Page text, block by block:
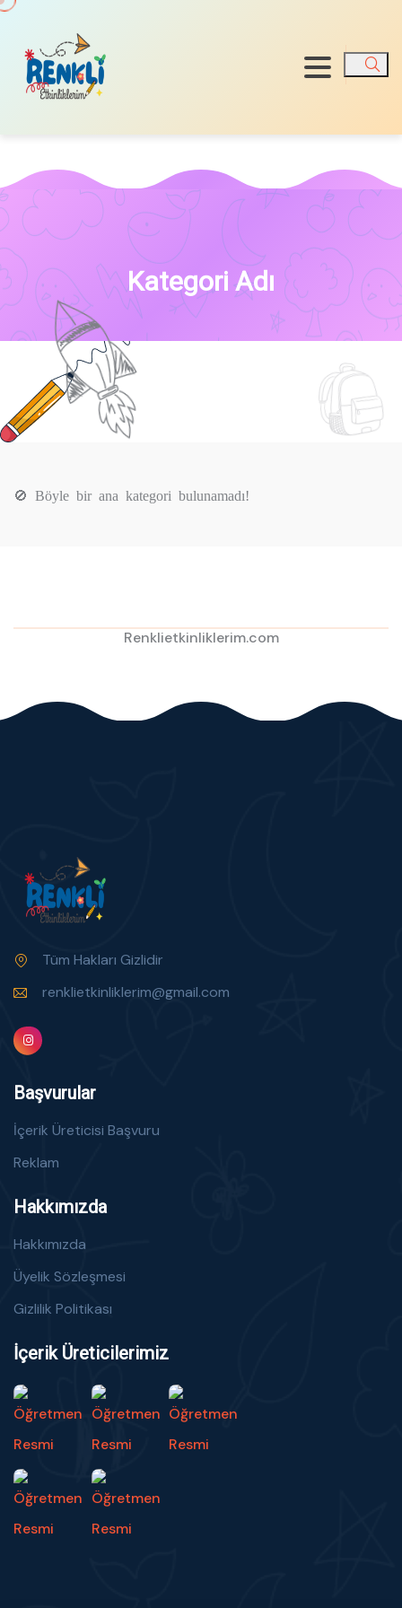
Ara
Kategori Adı
🚫 Böyle bir ana kategori bulunamadı!
Renklietkinliklerim.com
Tüm Hakları Gizlidir
renklietkinliklerim@gmail.com
Başvurular
İçerik Üreticisi Başvuru
Reklam
Hakkımızda
Hakkımızda
Üyelik Sözleşmesi
Gizlilik Politikası
İçerik Üreticilerimiz